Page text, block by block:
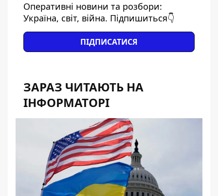
Оперативні новини та розбори:
Україна, світ, війна. Підпишиться👇
ПІДПИСАТИСЯ
ЗАРАЗ ЧИТАЮТЬ НА
ІНФОРМАТОРІ